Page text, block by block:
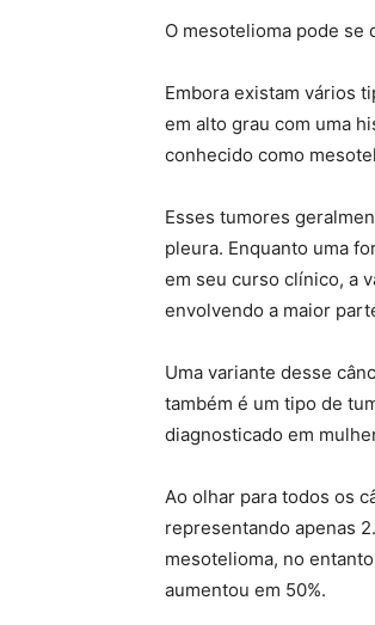
O mesotelioma pode se
Embora existam vários
em alto grau com uma
conhecido como
Esses tumores
pleura. Enquanto uma
em seu curso clínico, a
envolvendo a maior
Uma variante desse
também é um tipo de
diagnosticado em
Ao olhar para todos os
representando apenas
mesotelioma, no
aumentou em 50%.